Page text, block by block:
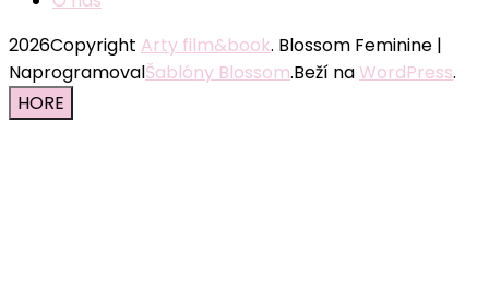
2026Copyright Arty film&book. Blossom Feminine |
NaprogramovalŠablóny Blossom.Beží naWordPress.
HORE